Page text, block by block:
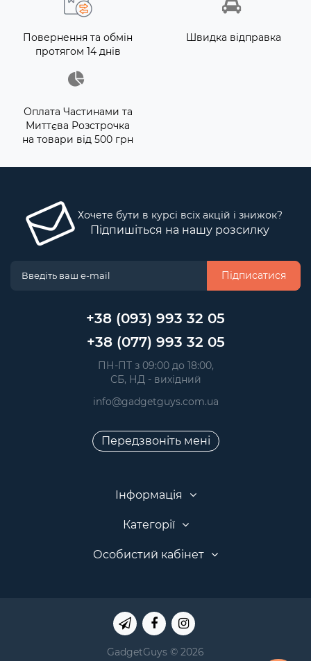
Повернення та обмін
протягом 14 днів
Швидка відправка
Оплата Частинами та
Миттєва Розстрочка
на товари від 500 грн
Хочете бути в курсі всіх акцій і знижок?
Підпишіться на нашу розсилку
Підписатися
+38 (093) 993 32 05
+38 (077) 993 32 05
ПН-ПТ з 09:00 до 18:00,
СБ, НД - вихідний
info@gadgetguys.com.ua
Передзвоніть мені
Інформація
Категорії
Особистий кабінет
GadgetGuys © 2026